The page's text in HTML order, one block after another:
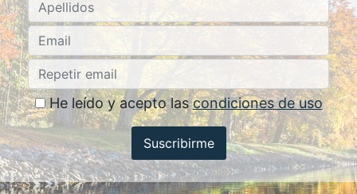
He leído y acepto lascondiciones de uso
Suscribirme